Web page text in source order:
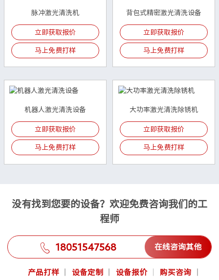
脉冲激光清洗机
立即获取报价
马上免费打样
背包式精密激光清洗设备
立即获取报价
马上免费打样
机器人激光清洗设备
立即获取报价
马上免费打样
大功率激光清洗除锈机
立即获取报价
马上免费打样
没有找到您要的设备？欢迎免费咨询我们的工
程师
18051547568 在线咨询其他
产品打样 设备定制 设备报价 购买咨询